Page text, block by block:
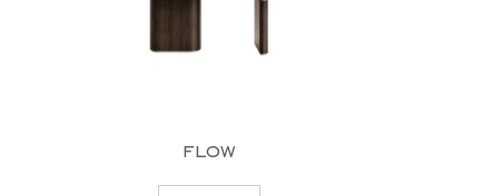
flow